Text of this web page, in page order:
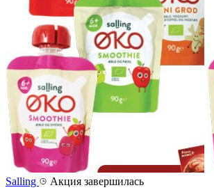
Salling Акция завершилась